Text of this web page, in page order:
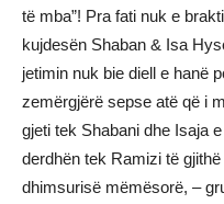
të mba”! Pra fati nuk e
kujdesën Shaban & Isa
jetimin nuk bie diell e hanë
zemërgjërë sepse atë që i
gjeti tek Shabani dhe Isaja
derdhën tek Ramizi të
dhimsurisë mëmësorë, –